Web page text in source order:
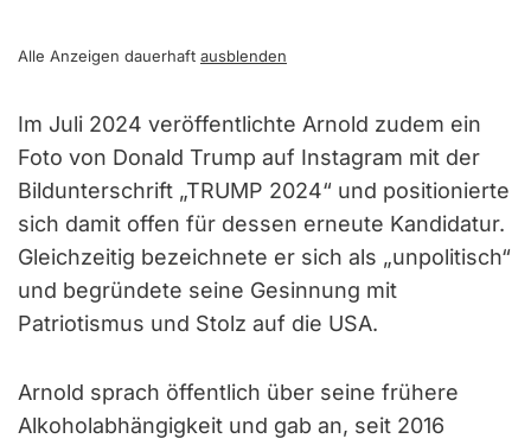
Alle Anzeigen dauerhaft ausblenden
Im Juli 2024 veröffentlichte Arnold zudem ein
Foto von Donald Trump auf Instagram mit der
Bildunterschrift „TRUMP 2024“ und positionierte
sich damit offen für dessen erneute Kandidatur.
Gleichzeitig bezeichnete er sich als „unpolitisch“
und begründete seine Gesinnung mit
Patriotismus und Stolz auf die USA.
Arnold sprach öffentlich über seine frühere
Alkoholabhängigkeit und gab an, seit 2016